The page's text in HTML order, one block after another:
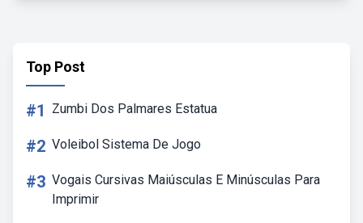
Top Post
#1 Zumbi Dos Palmares Estatua
#2 Voleibol Sistema De Jogo
#3 Vogais Cursivas Maiúsculas E Minúsculas Para
Imprimir